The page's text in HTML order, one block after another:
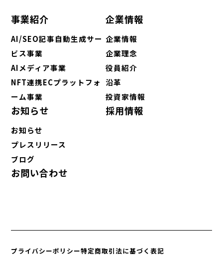
事業紹介
AI/SEO記事自動生成サー
ビス事業
AIメディア事業
NFT連携ECプラットフォ
ーム事業
企業情報
企業情報
企業理念
役員紹介
沿革
投資家情報
お知らせ
お知らせ
プレスリリース
ブログ
採用情報
お問い合わせ
プライバシーポリシー特定商取引法に基づく表記